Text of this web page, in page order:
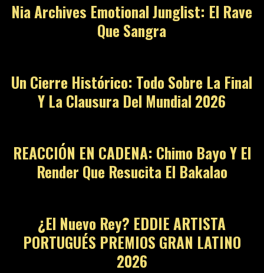
Nia Archives Emotional Junglist: El Rave
Que Sangra
Un Cierre Histórico: Todo Sobre La Final
Y La Clausura Del Mundial 2026
10
REACCIÓN EN CADENA: Chimo Bayo Y El
Render Que Resucita El Bakalao
11
¿El Nuevo Rey? EDDIE ARTISTA
PORTUGUÉS PREMIOS GRAN LATINO
2026